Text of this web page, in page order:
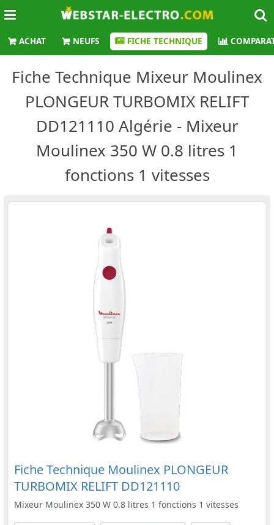
ACHAT NEUFS FICHE TECHNIQUE
Fiche Technique Mixeur Moulinex
PLONGEUR TURBOMIX RELIFT
DD121110 Algérie - Mixeur
Moulinex 350 W 0.8 litres 1
fonctions 1 vitesses
Fiche Technique Moulinex PLONGEUR
TURBOMIX RELIFT DD121110
Mixeur Moulinex 350 W 0.8 litres 1 fonctions 1 vitesses